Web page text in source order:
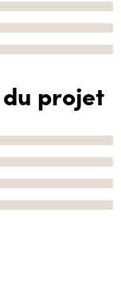
projet